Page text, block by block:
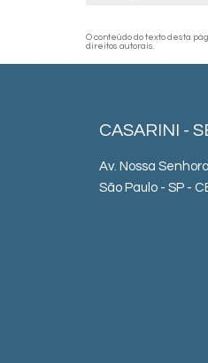
O conteúdo do texto desta
direitos autorais.
CASARINI -
Av. Nossa
São Paulo - SP -